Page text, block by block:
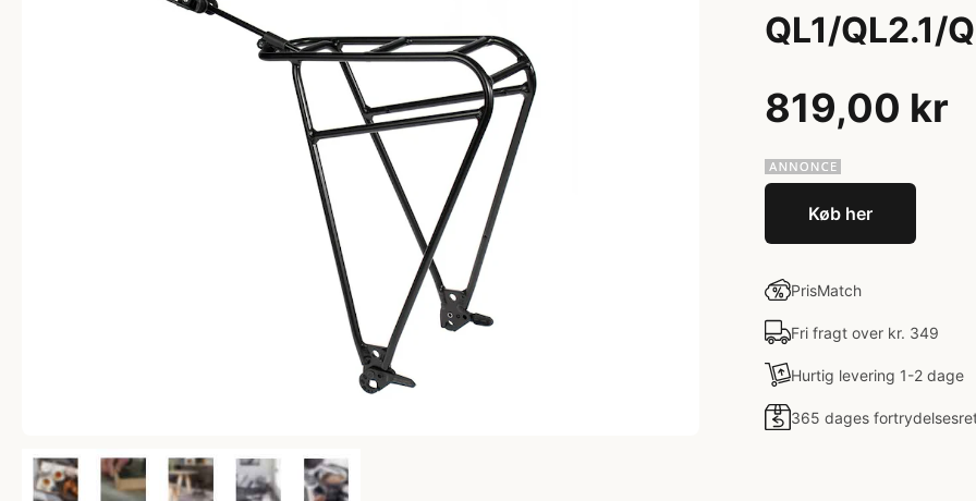
QL1/QL2.1/
819,00 kr
Køb her
PrisMatch
Fri fragt over kr. 349
Hurtig levering 1-2 dage
365 dages